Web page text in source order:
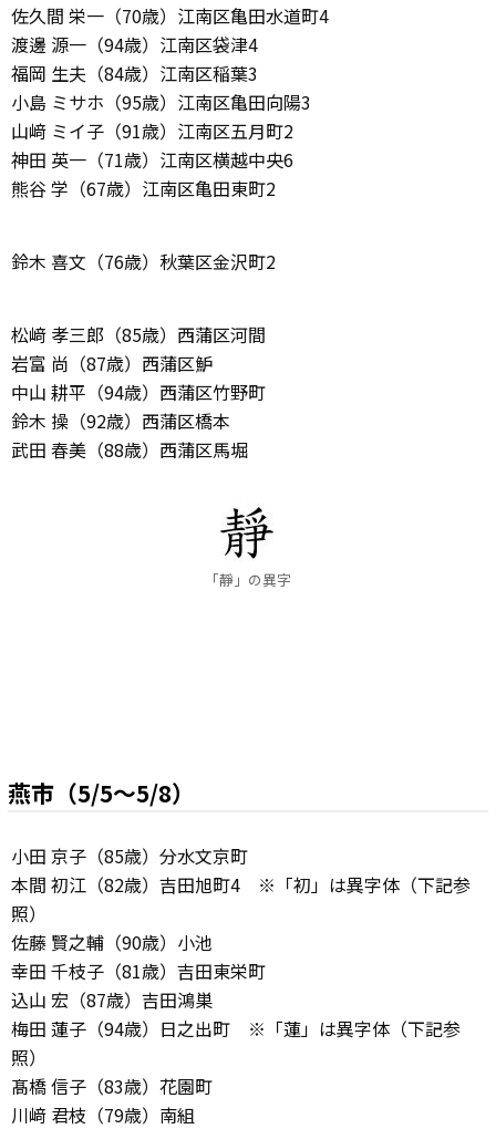
佐久間 栄一（70歳）江南区亀田水道町4
渡邊 源一（94歳）江南区袋津4
福岡 生夫（84歳）江南区稲葉3
小島 ミサホ（95歳）江南区亀田向陽3
山﨑 ミイ子（91歳）江南区五月町2
神田 英一（71歳）江南区横越中央6
熊谷 学（67歳）江南区亀田東町2
鈴木 喜文（76歳）秋葉区金沢町2
松﨑 孝三郎（85歳）西蒲区河間
岩富 尚（87歳）西蒲区魲
中山 耕平（94歳）西蒲区竹野町
鈴木 操（92歳）西蒲区橋本
武田 春美（88歳）西蒲区馬堀
「靜」の異字
燕市（5/5～5/8）
小田 京子（85歳）分水文京町
本間 初江（82歳）吉田旭町4 ※「初」は異字体（下記参
照）
佐藤 賢之輔（90歳）小池
幸田 千枝子（81歳）吉田東栄町
込山 宏（87歳）吉田鴻巣
梅田 蓮子（94歳）日之出町 ※「蓮」は異字体（下記参
照）
髙橋 信子（83歳）花園町
川﨑 君枝（79歳）南組